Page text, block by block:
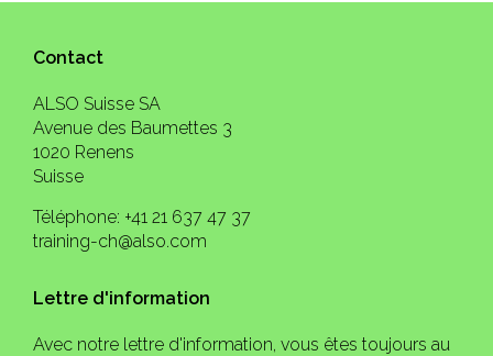
Contact
ALSO Suisse SA
Avenue des Baumettes 3
1020 Renens
Suisse
Téléphone: +41 21 637 47 37
training-ch@also.com
Lettre d'information
Avec notre lettre d'information, vous êtes toujours au